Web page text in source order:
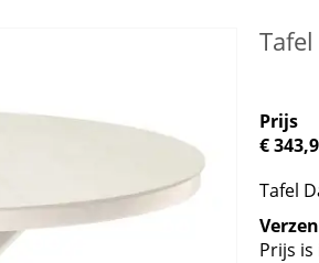
Prijs
€
Tafel
Prijs